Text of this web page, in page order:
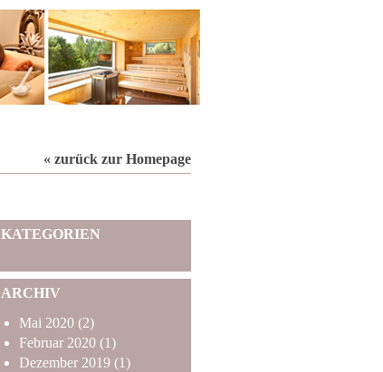
« zurück zur Homepage
KATEGORIEN
ARCHIV
Mai 2020 (2)
Februar 2020 (1)
Dezember 2019 (1)